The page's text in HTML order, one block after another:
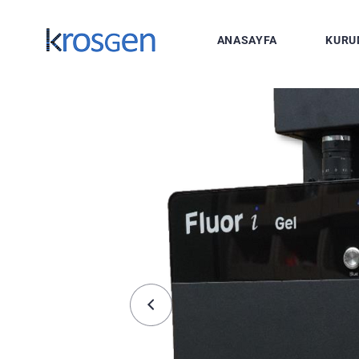
ANASAYFA
Ekibimiz